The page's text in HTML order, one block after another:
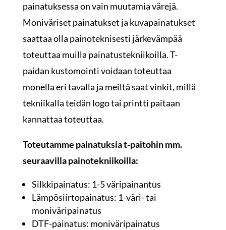
painatuksessa on vain muutamia värejä.
Moniväriset painatukset ja kuvapainatukset
saattaa olla painoteknisesti järkevämpää
toteuttaa muilla painatustekniikoilla. T-
paidan kustomointi voidaan toteuttaa
monella eri tavalla ja meiltä saat vinkit, millä
tekniikalla teidän logo tai printti paitaan
kannattaa toteuttaa.
Toteutamme painatuksia t-paitohin mm.
seuraavilla painotekniikoilla:
Silkkipainatus: 1-5 väripainantus
Lämpösiirtopainatus: 1-väri- tai
moniväripainatus
DTF-painatus: moniväripainatus